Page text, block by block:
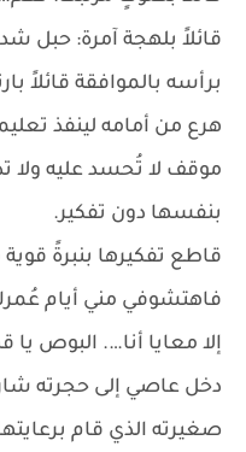
قائلاً بلهجة آمرة: حبل
برأسه بالموافقة قائلاً
هرع من أمامه لينفذ
موقف لا تُحسد عليه ولا
بنفسها دون تفكير.
قاطع تفكيرها بنبرةً قوية
فاهتشوفي مني أيام
إلا معايا أنا…. البوص يا
دخل عاصي إلى حجرته
صغيرته الذي قام